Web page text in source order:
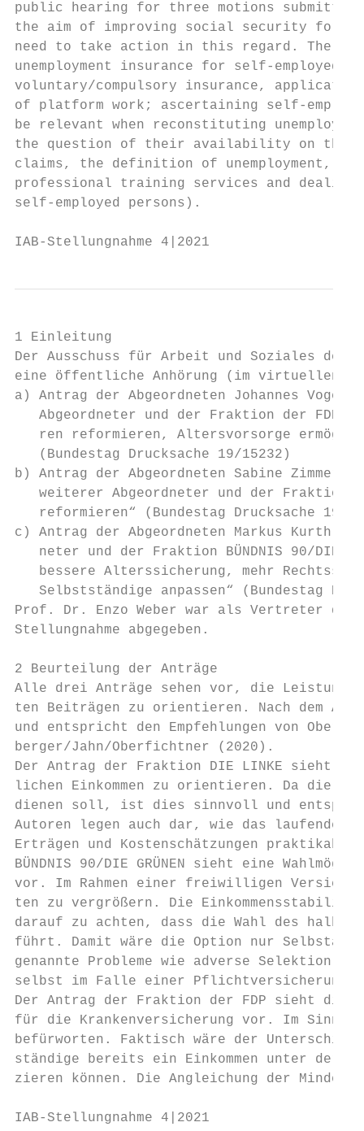
public hearing for three motions submitted by
the aim of improving social security for the
need to take action in this regard. The
unemployment insurance for self-
voluntary/compulsory insurance,
of platform work; ascertaining self-
be relevant when reconstituting
the question of their availability on the
claims, the definition of unemployment,
professional training services and
self-employed persons).
IAB-Stellungnahme 4|2021
1 Einleitung
Der Ausschuss für Arbeit und Soziales des
eine öffentliche Anhörung (im virtuellen
a) Antrag der Abgeordneten Johannes
Abgeordneter und der Fraktion der FDP
ren reformieren, Altersvorsorge
   (Bundestag Drucksache 19/15232)
b) Antrag der Abgeordneten Sabine
weiterer Abgeordneter und der Fraktion
reformieren“ (Bundestag Drucksache 19/
c) Antrag der Abgeordneten Markus Kurth,
neter und der Fraktion BÜNDNIS 90/DIE
bessere Alterssicherung, mehr
Selbstständige anpassen“ (Bundestag
Prof. Dr. Enzo Weber war als Vertreter
Stellungnahme abgegeben.
2 Beurteilung der Anträge
Alle drei Anträge sehen vor, die
ten Beiträgen zu orientieren. Nach dem
und entspricht den Empfehlungen von
berger/Jahn/Oberfichtner (2020).
Der Antrag der Fraktion DIE LINKE sieht
lichen Einkommen zu orientieren. Da die
dienen soll, ist dies sinnvoll und entspricht
Autoren legen auch dar, wie das laufende
Erträgen und Kostenschätzungen
BÜNDNIS 90/DIE GRÜNEN sieht eine
vor. Im Rahmen einer freiwilligen
ten zu vergrößern. Die
darauf zu achten, dass die Wahl des
führt. Damit wäre die Option nur
genannte Probleme wie adverse Selektion
selbst im Falle einer Pflichtversicherung
Der Antrag der Fraktion der FDP sieht die
für die Krankenversicherung vor. Im Sinne
befürworten. Faktisch wäre der
ständige bereits ein Einkommen unter der
zieren können. Die Angleichung der
IAB-Stellungnahme 4|2021